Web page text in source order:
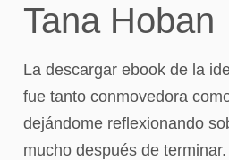
Tana Hoban
La descargar ebook de la
fue tanto conmovedora
dejándome reflexionando
mucho después de